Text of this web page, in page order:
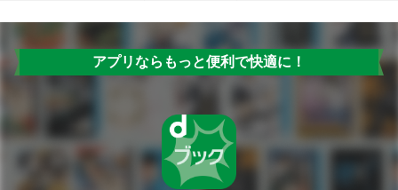
アプリならもっと便利で快適に！